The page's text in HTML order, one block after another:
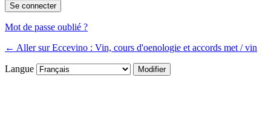
Mot de passe oublié ?
← Aller sur Eccevino : Vin, cours d'oenologie et accords met / vin
Langue